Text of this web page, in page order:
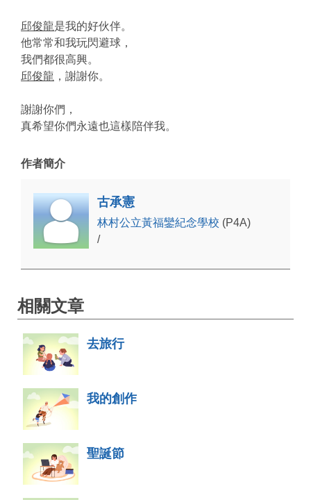
邱俊龍是我的好伙伴。
他常常和我玩閃避球，
我們都很高興。
邱俊龍 ，謝謝你。
謝謝你們，
真希望你們永遠也這樣陪伴我。
作者簡介
古承憲
林村公立黃福鑾紀念學校 (P4A)
/
相關文章
去旅行
我的創作
聖誕節